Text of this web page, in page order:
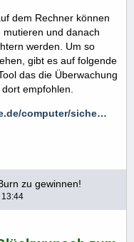
dem Rechner können
und danach
werden. Um so
gibt es auf folgende
das die Überwachung
empfohlen.
computer/siche…
zu gewinnen!